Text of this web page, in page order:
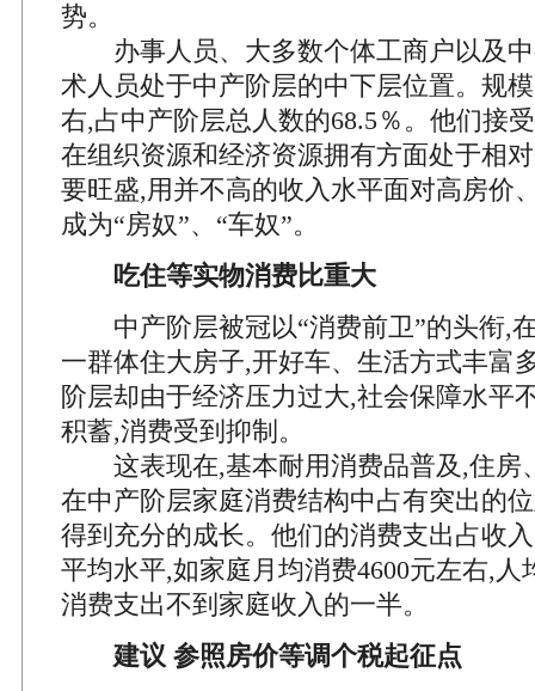
势。
办事人员、大多数个体工商户以及中
术人员处于中产阶层的中下层位置。规
右,占中产阶层总人数的68.5％。他们接
在组织资源和经济资源拥有方面处于相
要旺盛,用并不高的收入水平面对高房价
成为“房奴”、“车奴”。
吃住等实物消费比重大
中产阶层被冠以“消费前卫”的头衔,
一群体住大房子,开好车、生活方式丰富
阶层却由于经济压力过大,社会保障水平
积蓄,消费受到抑制。
这表现在,基本耐用消费品普及,住房
在中产阶层家庭消费结构中占有突出的
得到充分的成长。他们的消费支出占收
平均水平,如家庭月均消费4600元左右,人
消费支出不到家庭收入的一半。
建议 参照房价等调个税起征点